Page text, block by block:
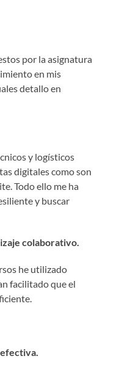
por la asignatura
en mis
detallo en
y logísticos
digitales como son
Todo ello me ha
y buscar
colaborativo.
he utilizado
facilitado que el